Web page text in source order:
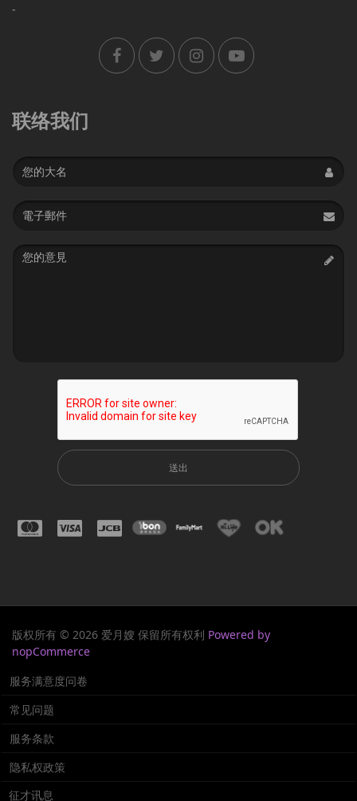
-
联络我们
Name
Email
address
Message
送出
版权所有 © 2026 爱月嫂 保留所有权利 Powered by
nopCommerce
服务满意度问卷
常见问题
服务条款
隐私权政策
征才讯息